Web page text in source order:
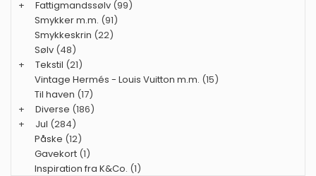
+
Fattigmandssølv (99)
Smykker m.m. (91)
Smykkeskrin (22)
Sølv (48)
+
Tekstil (21)
Vintage Hermés - Louis Vuitton m.m. (15)
Til haven (17)
+
Diverse (186)
+
Jul (284)
Påske (12)
Gavekort (1)
Inspiration fra K&Co. (1)